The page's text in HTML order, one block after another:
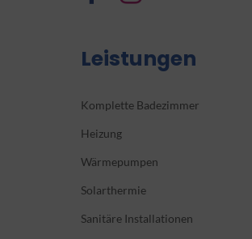
Leistungen
Komplette Badezimmer
Heizung
Wärmepumpen
Solarthermie
Sanitäre Installationen